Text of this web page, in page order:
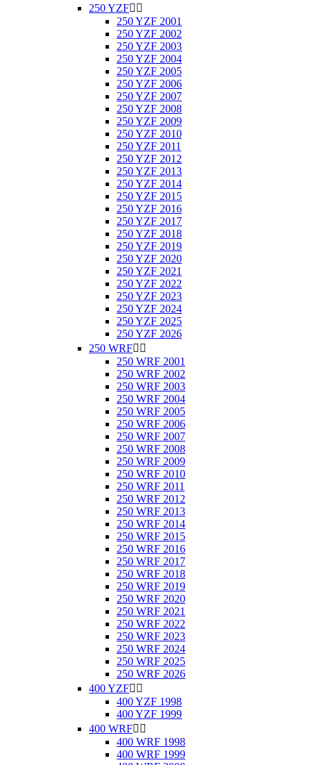
250 YZF 
250 YZF 2001
250 YZF 2002
250 YZF 2003
250 YZF 2004
250 YZF 2005
250 YZF 2006
250 YZF 2007
250 YZF 2008
250 YZF 2009
250 YZF 2010
250 YZF 2011
250 YZF 2012
250 YZF 2013
250 YZF 2014
250 YZF 2015
250 YZF 2016
250 YZF 2017
250 YZF 2018
250 YZF 2019
250 YZF 2020
250 YZF 2021
250 YZF 2022
250 YZF 2023
250 YZF 2024
250 YZF 2025
250 YZF 2026
250 WRF 
250 WRF 2001
250 WRF 2002
250 WRF 2003
250 WRF 2004
250 WRF 2005
250 WRF 2006
250 WRF 2007
250 WRF 2008
250 WRF 2009
250 WRF 2010
250 WRF 2011
250 WRF 2012
250 WRF 2013
250 WRF 2014
250 WRF 2015
250 WRF 2016
250 WRF 2017
250 WRF 2018
250 WRF 2019
250 WRF 2020
250 WRF 2021
250 WRF 2022
250 WRF 2023
250 WRF 2024
250 WRF 2025
250 WRF 2026
400 YZF 
400 YZF 1998
400 YZF 1999
400 WRF 
400 WRF 1998
400 WRF 1999